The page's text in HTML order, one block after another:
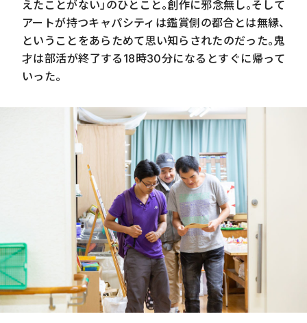
えたことがない」のひとこと。創作に邪念無し。そして
アートが持つキャパシティは鑑賞側の都合とは無縁、
ということをあらためて思い知らされたのだった。鬼
才は部活が終了する 18時30分になるとすぐに帰って
いった。